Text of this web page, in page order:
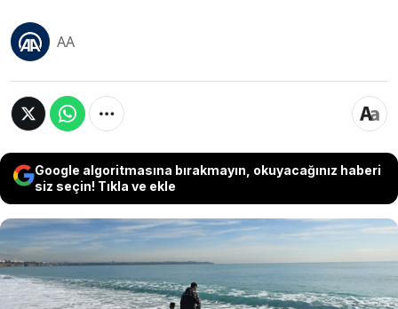
AA
Google algoritmasına bırakmayın, okuyacağınız haberi
siz seçin! Tıkla ve ekle
Antalya'da yağışlı havanın ardından öğle